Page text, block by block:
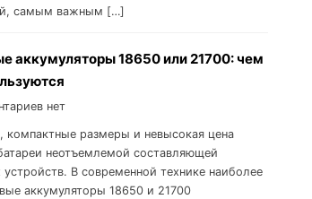
самым важным […]
аккумуляторы 18650 или 21700: чем
нет
компактные размеры и невысокая цена
неотъемлемой составляющей
В современной технике наиболее
аккумуляторы 18650 и 21700